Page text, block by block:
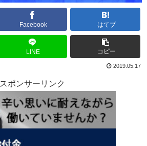
Facebook はてブ
LINE コピー
2019.05.17
スポンサーリンク